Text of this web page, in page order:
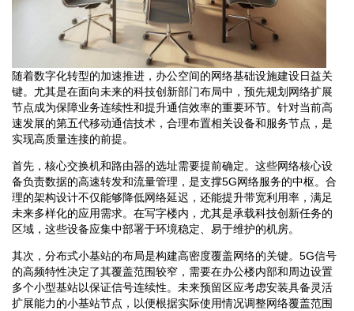
随着数字化转型的加速推进，办公空间的网络基础设施建设日益关
键。尤其是在面向未来的科技创新部门布局中，预先规划网络扩展
节点成为保障业务连续性和提升通信效率的重要环节。针对当前高
速发展的第五代移动通信技术，合理布置相关设备和服务节点，是
实现高质量连接的前提。
首先，核心交换机和路由器的选址需要提前确定。这些网络核心设
备负责数据的高速转发和流量管理，是支撑5G网络服务的中枢。合
理的架构设计不仅能够降低网络延迟，还能提升带宽利用率，满足
未来多样化的应用需求。在写字楼内，尤其是承载科技创新任务的
区域，这些设备应集中部署于环境稳定、易于维护的机房。
其次，分布式小基站的布局是构建高密度覆盖网络的关键。5G信号
的高频特性决定了其覆盖范围较窄，需要在办公楼内部和周边设置
多个小型基站以保证信号连续性。未来预留区应考虑安装具备灵活
扩展能力的小基站节点，以便根据实际使用情况调整网络覆盖范围